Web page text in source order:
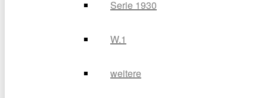
Serie 1930
W.1
weitere